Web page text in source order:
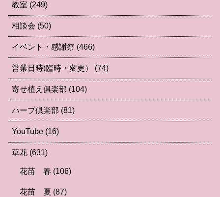
教室 (249)
相談会 (50)
イベント・感謝祭 (466)
営業日時(臨時・変更） (74)
寄せ植え俱楽部 (104)
ハーブ倶楽部 (81)
YouTube (16)
草花 (631)
花苗 春 (106)
花苗 夏 (87)